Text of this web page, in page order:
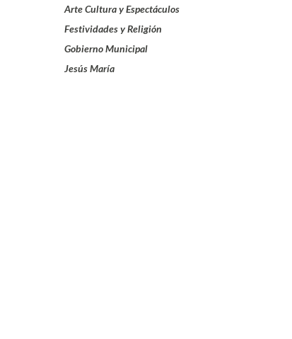
Arte Cultura y Espectáculos
Festividades y Religión
Gobierno Municipal
Jesús María